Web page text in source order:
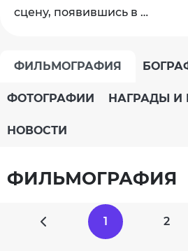
сцену, появившись в …
ФИЛЬМОГРАФИЯ
ФОТОГРАФИИ НАГРАДЫ И
НОВОСТИ
ФИЛЬМОГРАФИЯ
1 2